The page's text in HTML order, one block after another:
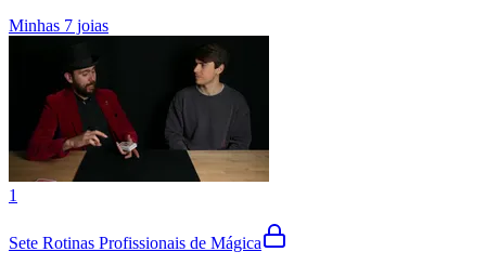
Minhas 7 joias
1
Sete Rotinas Profissionais de Mágica